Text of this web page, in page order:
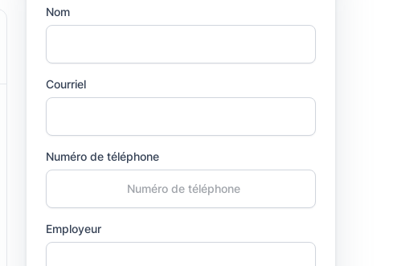
Nom
Courriel
Numéro de téléphone
Employeur